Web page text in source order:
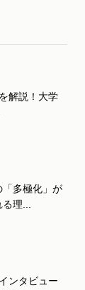
解説！大学
「多極化」が
理...
ンタビュー